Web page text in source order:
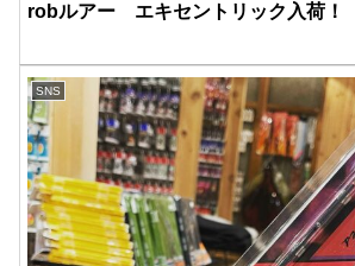
robルアー エキセントリック入荷！
SNS